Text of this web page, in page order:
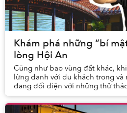
Khám phá những “bí
lòng Hội An
Cũng như bao vùng đất khác,
lừng danh với du khách trong và
đang đối diện với những thử